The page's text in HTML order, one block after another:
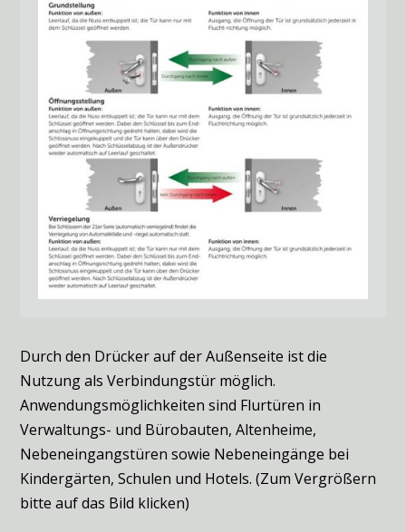
Durch den Drücker auf der Außenseite ist die
Nutzung als Verbindungstür möglich.
Anwendungsmöglichkeiten sind Flurtüren in
Verwaltungs- und Bürobauten, Altenheime,
Nebeneingangstüren sowie Nebeneingänge bei
Kindergärten, Schulen und Hotels. (Zum Vergrößern
bitte auf das Bild klicken)